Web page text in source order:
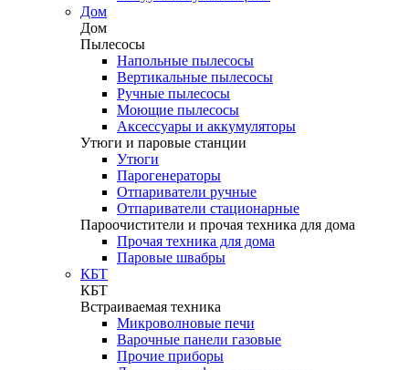
Дом
Дом
Пылесосы
Напольные пылесосы
Вертикальные пылесосы
Ручные пылесосы
Моющие пылесосы
Аксессуары и аккумуляторы
Утюги и паровые станции
Утюги
Парогенераторы
Отпариватели ручные
Отпариватели стационарные
Пароочистители и прочая техника для дома
Прочая техника для дома
Паровые швабры
КБТ
КБТ
Встраиваемая техника
Микроволновые печи
Варочные панели газовые
Прочие приборы